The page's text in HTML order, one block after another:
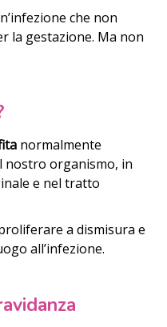
che non
la gestazione. Ma non
normalmente
nostro organismo, in
e nel tratto
a dismisura e
all’infezione.